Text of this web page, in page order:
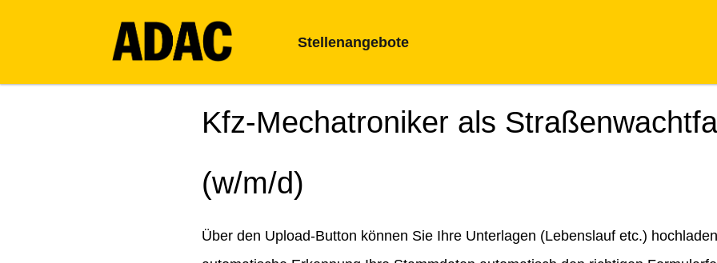
Stellenangebote
Kfz-Mechatroniker als
(w/m/d)
Über den Upload-Button können Sie Ihre Unterlagen (Lebenslauf etc.)